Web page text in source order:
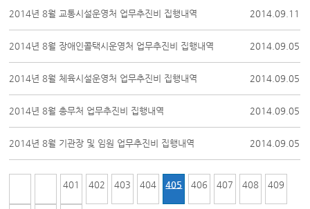
2014년 8월 교통시설운영처 업무추진비 집행내역 2014.09.11
2014년 8월 장애인콜택시운영처 업무추진비 집행내역 2014.09.05
2014년 8월 체육시설운영처 업무추진비 집행내역 2014.09.05
2014년 8월 총무처 업무추진비 집행내역 2014.09.05
2014년 8월 기관장 및 임원 업무추진비 집행내역 2014.09.05
401 402 403 404 405 406 407 408 409